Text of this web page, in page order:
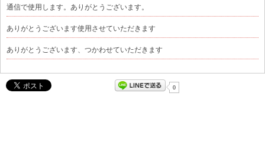
通信で使用します。ありがとうございます。
ありがとうございます使用させていただきます
ありがとうございます、つかわせていただきます
0